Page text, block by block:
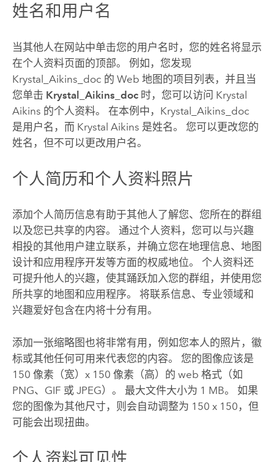
姓名和用户名
当其他人在网站中单击您的用户名时，您的姓名将显示
在个人资料页面的顶部。 例如，您发现
Krystal_Aikins_doc 的 Web 地图的项目列表，并且当
您单击 Krystal_Aikins_doc时，您可以访问 Krystal
Aikins 的个人资料。 在本例中，Krystal_Aikins_doc
是用户名，而 Krystal Aikins 是姓名。 您可以更改您的
姓名，但不可以更改用户名。
个人简历和个人资料照片
添加个人简历信息有助于其他人了解您、您所在的群组
以及您已共享的内容。 通过个人资料，您可以与兴趣
相投的其他用户建立联系，并确立您在地理信息、地图
设计和应用程序开发等方面的权威地位。 个人资料还
可提升他人的兴趣，使其踊跃加入您的群组，并使用您
所共享的地图和应用程序。 将联系信息、专业领域和
兴趣爱好包含在内将十分有用。
添加一张缩略图也将非常有用，例如您本人的照片，徽
标或其他任何可用来代表您的内容。 您的图像应该是
150 像素（宽）x 150 像素（高）的 web 格式（如
PNG、GIF 或 JPEG）。 最大文件大小为 1 MB。 如果
您的图像为其他尺寸，则会自动调整为 150 x 150，但
可能会出现扭曲。